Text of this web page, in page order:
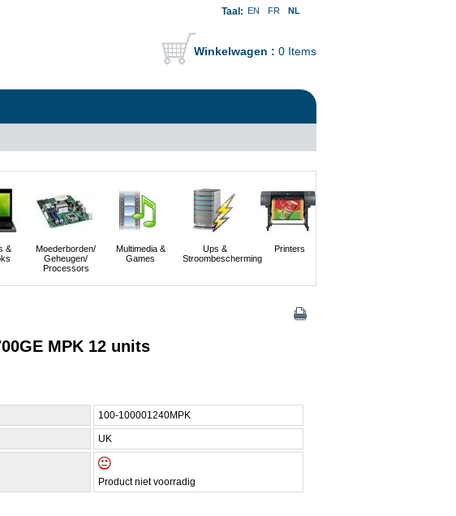
Taal: EN FR
NL
Winkelwagen : 0 Items
&
Moederborden/
Geheugen/
Processors
Multimedia &
Games
Ups &
Stroombescherming
Printers
MPK 12 units
100-100001240MPK
UK
Product niet voorradig